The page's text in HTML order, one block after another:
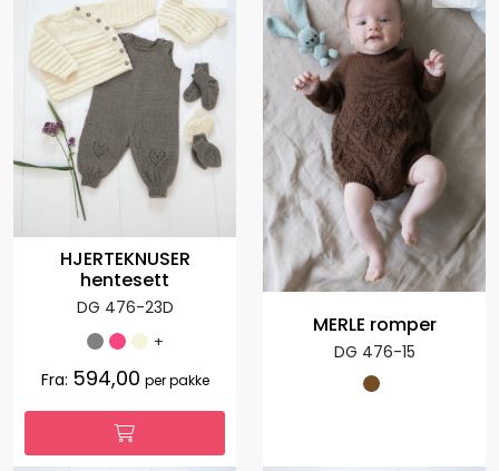
HJERTEKNUSER
hentesett
DG 476-23D
+
Fra: 594,00 per pakke
MERLE romper
DG 476-15